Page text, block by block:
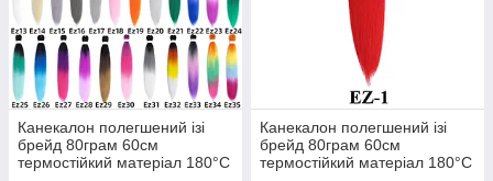
Канекалон полегшений ізі
брейд 80грам 60см
термостійкий матеріал 180°C
Канекалон полегшений ізі
брейд 80грам 60см
термостійкий матеріал 180°C